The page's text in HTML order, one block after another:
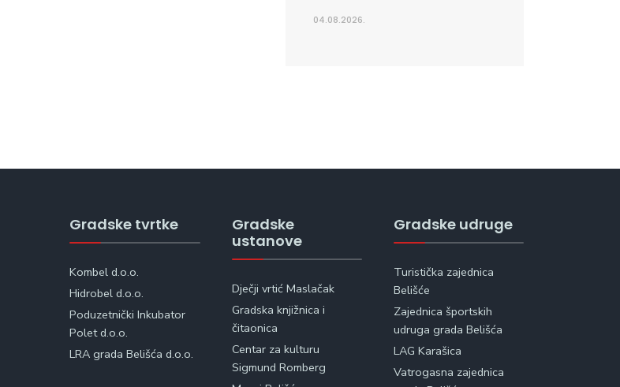
04.08.2026.
Gradske tvrtke
Kombel d.o.o.
Hidrobel d.o.o.
Poduzetnički Inkubator
Polet d.o.o.
LRA grada Belišća d.o.o.
Gradske
ustanove
Dječji vrtić Maslačak
Gradska knjižnica i
čitaonica
Centar za kulturu
Sigmund Romberg
Gradske udruge
Turistička zajednica
Belišće
Zajednica športskih
udruga grada Belišća
LAG Karašica
Vatrogasna zajednica